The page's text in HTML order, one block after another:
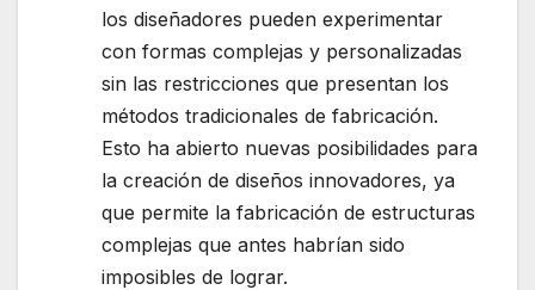
los diseñadores pueden experimentar
con formas complejas y personalizadas
sin las restricciones que presentan los
métodos tradicionales de fabricación.
Esto ha abierto nuevas posibilidades para
la creación de diseños innovadores, ya
que permite la fabricación de estructuras
complejas que antes habrían sido
imposibles de lograr.